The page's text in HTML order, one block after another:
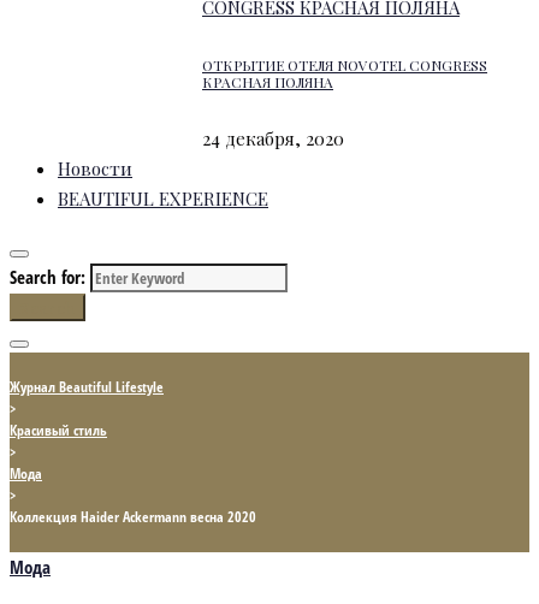
ОТКРЫТИЕ ОТЕЛЯ NOVOTEL CONGRESS
КРАСНАЯ ПОЛЯНА
24 декабря, 2020
Новости
BEAUTIFUL EXPERIENCE
Search for:
Журнал Beautiful Lifestyle
>
Красивый стиль
>
Мода
>
Коллекция Haider Ackermann весна 2020
Мода